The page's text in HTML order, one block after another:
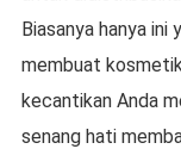
Biasanya hanya
membuat
kecantikan Anda
senang hati